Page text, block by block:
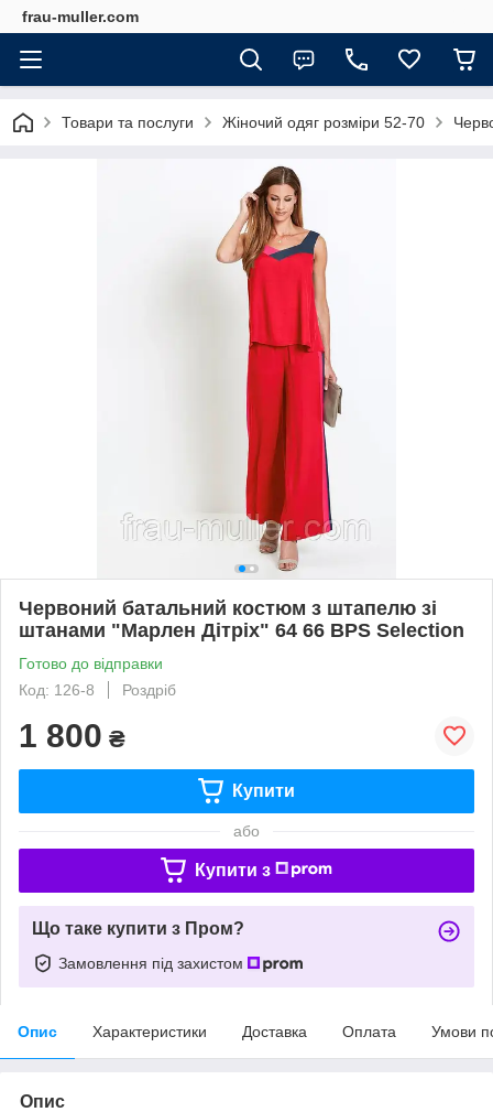
frau-muller.com
Товари та послуги Жіночий одяг розміри 52-70
Червоний батальний костюм з штапелю зі
штанами "Марлен Дітріх" 64 66 BPS Selection
Готово до відправки
Код: 126-8
Роздріб
1 800 ₴
Купити
або
Купити з
Що таке купити з Пром?
Замовлення під захистом
Опис Характеристики Доставка Оплата Умови
Опис